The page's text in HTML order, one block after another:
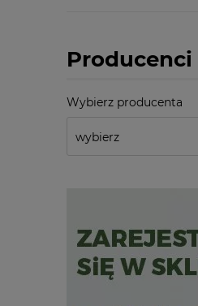
Producenci
Wybierz producenta